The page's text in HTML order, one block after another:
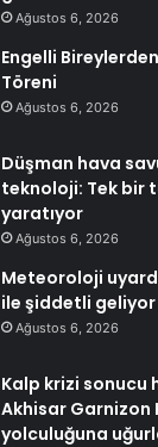
Ağustos 6, 2026
Engelli
Töreni
Ağustos 6, 2026
Düşman hava
teknoloji: Tek bir
yaratıyor
Ağustos 6, 2026
Meteoroloji
ile şiddetli geliyor
Ağustos 6, 2026
Kalp krizi sonucu
Akhisar Garnizon
yolculuğuna